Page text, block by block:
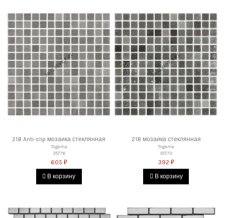
218 Anti-slip мозаика стеклянная
Togama
35776
605 ₽
В корзину
218 мозаика стеклянная
Togama
35770
392 ₽
В корзину